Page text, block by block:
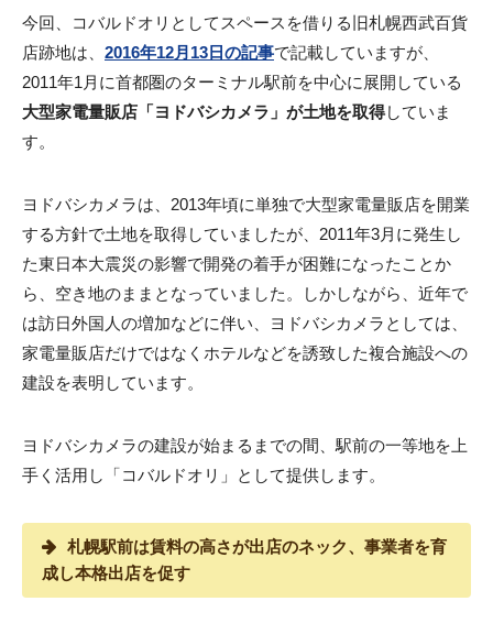
今回、コバルドオリとしてスペースを借りる旧札幌西武百貨
店跡地は、 2016年12月13日の記事で記載していますが、
2011年1月に首都圏のターミナル駅前を中心に展開している
大型家電量販店「ヨドバシカメラ」が土地を取得していま
す。
ヨドバシカメラは、2013年頃に単独で大型家電量販店を開業
する方針で土地を取得していましたが、2011年3月に発生し
た東日本大震災の影響で開発の着手が困難になったことか
ら、空き地のままとなっていました。しかしながら、近年で
は訪日外国人の増加などに伴い、ヨドバシカメラとしては、
家電量販店だけではなくホテルなどを誘致した複合施設への
建設を表明しています。
ヨドバシカメラの建設が始まるまでの間、駅前の一等地を上
手く活用し「コバルドオリ」として提供します。
札幌駅前は賃料の高さが出店のネック、事業者を育
成し本格出店を促す